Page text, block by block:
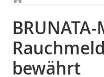
bewährt